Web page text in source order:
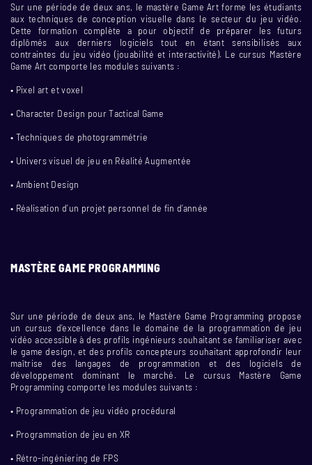
Sur une période de deux ans, le mastère Game Art forme les étudiants
aux techniques de conception visuelle dans le secteur du jeu vidéo.
Cette formation complète a pour objectif de préparer les futurs
diplômés aux derniers logiciels tout en étant sensibilisés aux
contraintes du jeu vidéo (jouabilité et interactivité). Le cursus Mastère
Game Art comporte les modules suivants :
• Pixel art et voxel
• Character Design pour Tactical Game
• Techniques de photogrammétrie
• Univers visuel de jeu en Réalité Augmentée
• Ambient Design
• Réalisation d’un projet personnel de fin d’année
MASTÈRE GAME PROGRAMMING
Sur une période de deux ans, le Mastère Game Programming propose
un cursus d’excellence dans le domaine de la programmation de jeu
vidéo accessible à des profils ingénieurs souhaitant se familiariser avec
le game design, et des profils concepteurs souhaitant approfondir leur
maîtrise des langages de programmation et des logiciels de
développement dominant le marché. Le cursus Mastère Game
Programming comporte les modules suivants :
• Programmation de jeu vidéo procédural
• Programmation de jeu en XR
• Rétro-ingéniering de FPS